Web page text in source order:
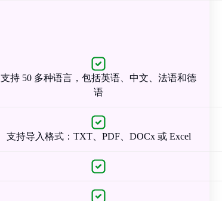
支持 50 多种语言，包括英语、中文、法语和德
语
支持导入格式：TXT、PDF、DOCx 或 Excel